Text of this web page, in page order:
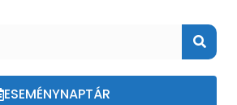
ESEMÉNYNAPTÁR